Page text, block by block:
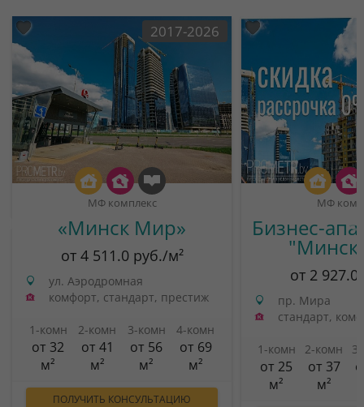
2017-2026
МФ комплекс
«Минск Мир»
от 4 511.0 руб./м²
ул. Аэродромная
комфорт, стандарт, престиж
1-комн
от 32
м²
2-комн
от 41
м²
3-комн
от 56
м²
4-комн
от 69
м²
ПОЛУЧИТЬ КОНСУЛЬТАЦИЮ
МФ
Бизнес-
от 2
пр. Мира
стандарт,
1-комн
от 25
м²
2-комн
от 37
м²